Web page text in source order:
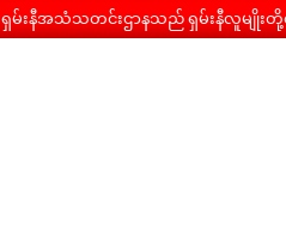
ရှမ်းနီအသံသတင်းဌာနသည် ရှမ်းနီလူမျိုး